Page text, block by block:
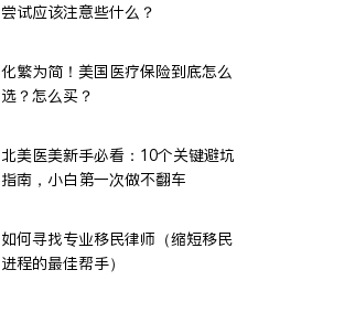
尝试应该注意些什么？
化繁为简！美国医疗保险到底怎么
选？怎么买？
北美医美新手必看：10个关键避坑
指南，小白第一次做不翻车
如何寻找专业移民律师（缩短移民
进程的最佳帮手）